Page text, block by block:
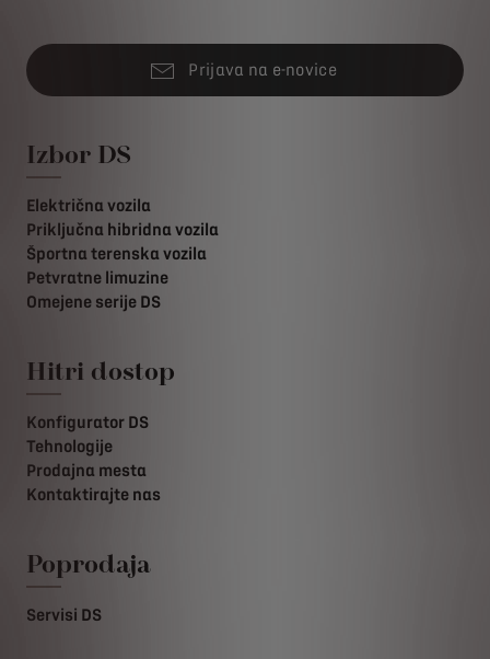
Prijava na e-novice
Izbor DS
Električna vozila
Priključna hibridna vozila
Športna terenska vozila
Petvratne limuzine
Omejene serije DS
Hitri dostop
Konfigurator DS
Tehnologije
Prodajna mesta
Kontaktirajte nas
Poprodaja
Servisi DS